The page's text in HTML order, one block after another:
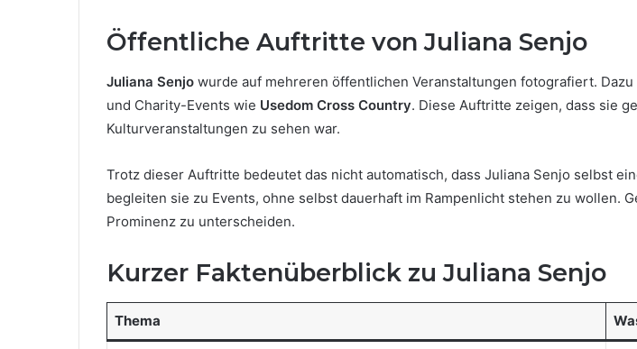
Öffentliche Auftritte von Juliana Senjo
Juliana Senjo wurde auf mehreren öffentlichen Veranstaltungen fotografiert.
und Charity-Events wie Usedom Cross Country. Diese Auftritte zeigen, dass sie
Kulturveranstaltungen zu sehen war.
Trotz dieser Auftritte bedeutet das nicht automatisch, dass Juliana Senjo selbst
begleiten sie zu Events, ohne selbst dauerhaft im Rampenlicht stehen zu
Prominenz zu unterscheiden.
Kurzer Faktenüberblick zu Juliana Senjo
Thema